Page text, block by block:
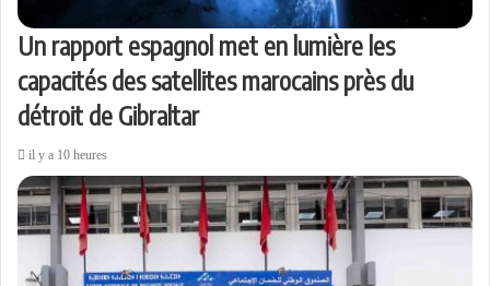
Un rapport espagnol met en lumière les
capacités des satellites marocains près du
détroit de Gibraltar
il y a 10 heures